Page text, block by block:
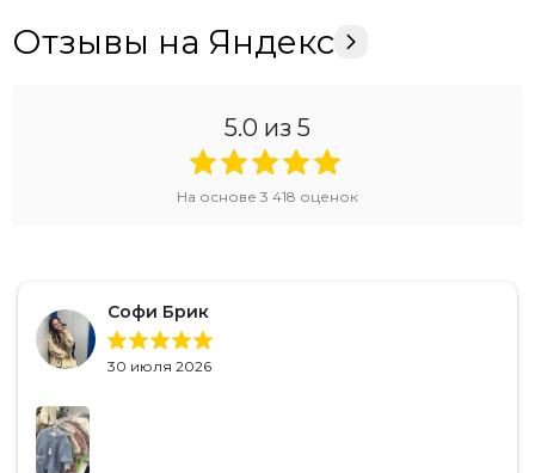
Отзывы на Яндекс
5.0 из 5
На основе 3 418 оценок
Софи Брик
30 июля 2026